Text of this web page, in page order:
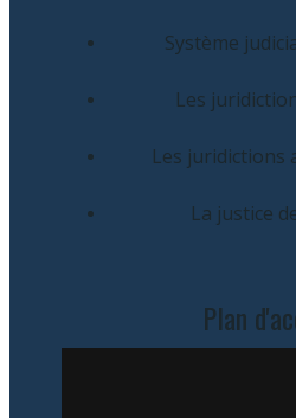
Plan
Système
Les
Les juridictions
La justice